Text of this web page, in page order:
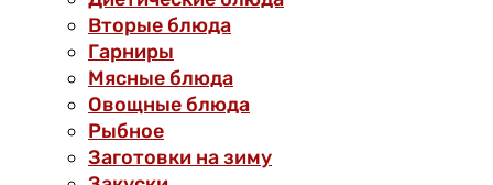
Вторые блюда
Гарниры
Мясные блюда
Овощные блюда
Рыбное
Заготовки на зиму